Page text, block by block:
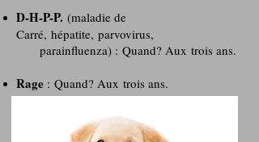
D-H-P-P. (maladie de
Carré, hépatite, parvovirus,
parainfluenza) : Quand? Aux trois ans.
Rage : Quand? Aux trois ans.